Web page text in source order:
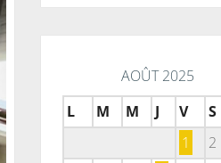
AOÛT 2025
L
M M J V S
1
2